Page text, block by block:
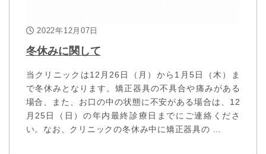
2022年12月07日
冬休みに関して
当クリニックは12月26日（月）から1月5日（木）ま
で冬休みとなります。矯正器具の不具合や痛みがある
場合、また、お口の中の状態に不安がある場合は、12
月25日（日）の年内最終診療日までにご連絡くださ
い。なお、クリニックの冬休み中に矯正器具の …